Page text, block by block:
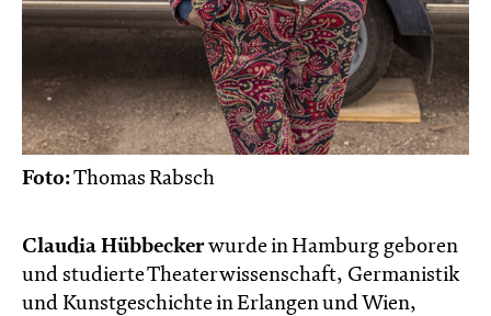
Foto:Thomas Rabsch
Claudia Hübbeckerwurde in Hamburg geboren
und studierte Theaterwissenschaft, Germanistik
und Kunstgeschichte in Erlangen und Wien,